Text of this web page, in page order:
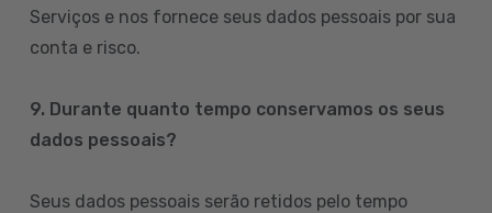
Serviços e nos fornece seus dados pessoais por sua
conta e risco.
9. Durante quanto tempo conservamos os seus
dados pessoais?
Seus dados pessoais serão retidos pelo tempo